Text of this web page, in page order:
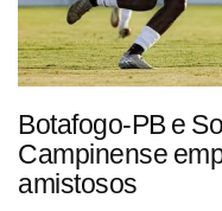
Botafogo-PB e
Campinense
amistosos